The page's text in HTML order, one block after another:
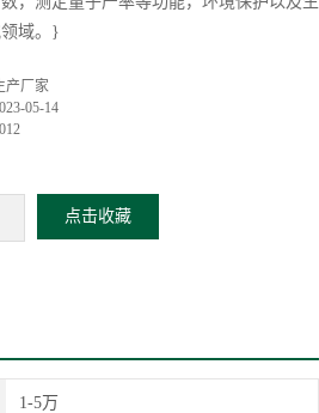
域。}
产厂家
05-14
点击收藏
1-5万